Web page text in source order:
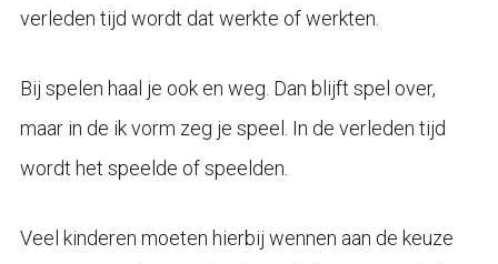
verleden tijd wordt dat werkte of werkten.
Bij spelen haal je ook en weg. Dan blijft spel over,
maar in de ik vorm zeg je speel. In de verleden tijd
wordt het speelde of speelden.
Veel kinderen moeten hierbij wennen aan de keuze